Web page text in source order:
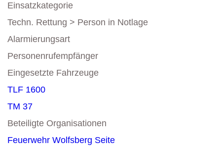
Einsatzkategorie
Techn. Rettung > Person in Notlage
Alarmierungsart
Personenrufempfänger
Eingesetzte Fahrzeuge
TLF 1600
TM 37
Beteiligte Organisationen
Feuerwehr Wolfsberg Seite